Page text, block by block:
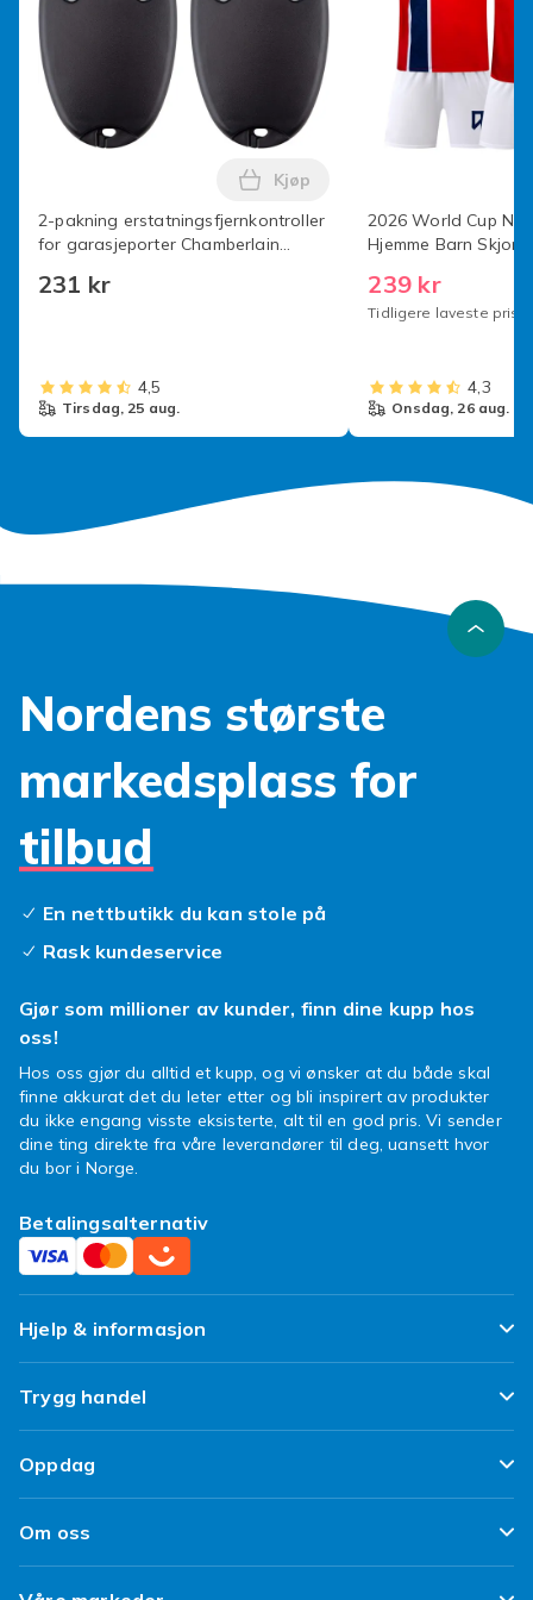
2-pakning erstatningsfjernkontroller
for garasjeporter Chamberlain
| ML700 | ML500 | ML850 | Merlin
231 kr
Legg 2-pakning
Kjøp
4,5
tirsdag, 25 aug.
2026 World Cup
Hjemme Barn
239 kr
Tidligere laveste pris:
4,3
onsdag, 26 aug.
Nordens største
markedsplass for
tilbud
En nettbutikk du kan stole på
Rask kundeservice
Gjør som millioner av kunder, finn dine kupp hos
oss!
Hos oss gjør du alltid et kupp, og vi ønsker at du både skal
finne akkurat det du leter etter og bli inspirert av produkter
du ikke engang visste eksisterte, alt til en god pris. Vi sender
dine ting direkte fra våre leverandører til deg, uansett hvor
du bor i Norge.
Betalingsalternativ
Hjelp & informasjon
Ofte stilte spørsmål
Spor pakken min
Angre & returner her
Leverering
Trygg handel
Fornøyd kunde-løfte
Kundeanmeldelser
Oppdag
Design dine egne klær
Design ditt eget mobildeksel
Om oss
Om Fyndiq